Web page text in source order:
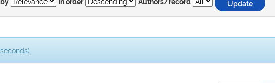
In order Authors/record